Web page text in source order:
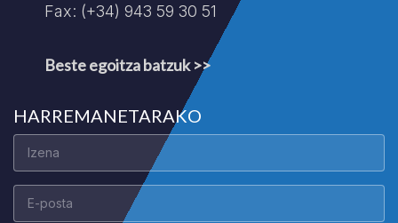
Fax: (+34) 943 59 30 51
Beste egoitza batzuk >>
HARREMANETARAKO